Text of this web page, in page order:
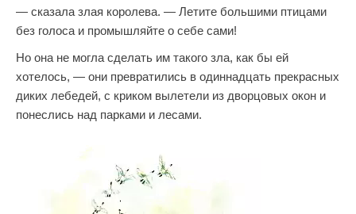
— сказала злая королева. — Летите большими птицами
без голоса и промышляйте о себе сами!
Но она не могла сделать им такого зла, как бы ей
хотелось, — они превратились в одиннадцать прекрасных
диких лебедей, с криком вылетели из дворцовых окон и
понеслись над парками и лесами.